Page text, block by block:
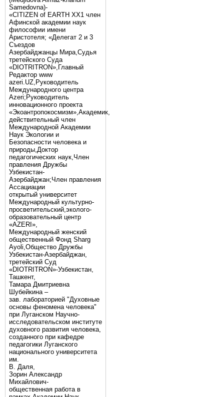
Samedovna)-
«CITIZEN of EARTH XX1 член
Афинской академии наук
философии имени
Аристотеля; «Делегат 2 и 3
Съездов
Азербайджанцы Мира,Судья
третейского Суда
«DIOTRITRON»,Главный
Редактор www
azeri.UZ,Руководитель
Международного центра
Аzeri;Руководитель
инновационного проекта
«Экоантропокосмизм»,Академик,
действительный член
Международной Академии
Наук Экологии и
Безопасности человека и
природы,Доктор
педагогических наук,Член
правления Дружбы
Узбекистан-
Азербайджан;Член правления
Ассациации
открытый университет
Международный культурно-
просветительский,эколого-
образовательный центр
«AZERI»,
Mеждународный женский
общественный Фонд Sharg
Аyoli,Общество Дружбы
Узбекистан-Азербайджан,
третейский Суд
«DIOTRITRON»-Узбекистан,
Ташкент,
Тамара Дмитриевна
Шубейкина –
зав. лабораторией "Духовные
основы феномена человека"
при Луганском Научно-
исследовательском институте
духовного развития человека,
созданного при кафедре
педагогики Луганского
национального университета
им.
В. Даля,
Зорин Александр
Михайлович-
общественная работа в